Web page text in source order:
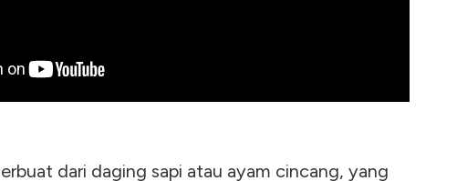
dari daging sapi atau ayam cincang, yang